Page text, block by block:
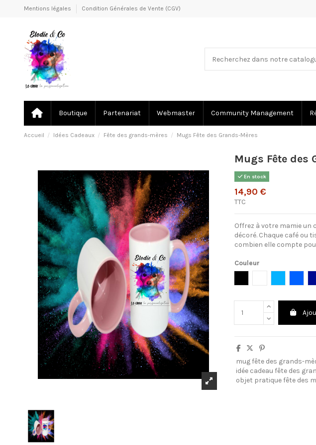
Mentions légales Condition Générales de Vente (CGV)
Boutique Partenariat Webmaster Community Management
Accueil Idées Cadeaux Fête des grands-mères Mugs Fête des Grands-Mères
Mugs Fête des
En stock
14,90 €
TTC
Offrez à votre mamie un
décoré. Chaque café ou
combien elle compte
Couleur
mug fête des grands-
idée cadeau fête des
objet pratique fête des